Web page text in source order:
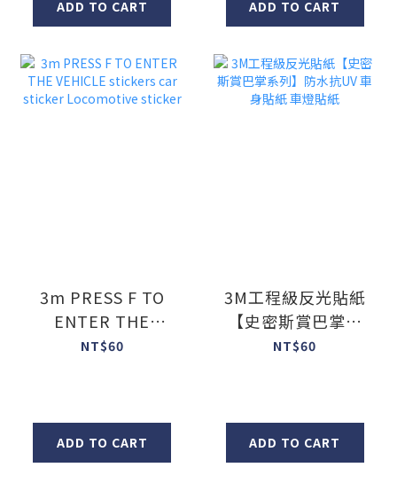
ADD TO CART ADD TO CART
3m PRESS F TO
ENTER THE
VEHICLE stickers
sticker
NT$60
ADD TO CART
3M工程級反光貼紙
【史密斯賞巴掌系
列】防水抗UV 車身
NT$60
ADD TO CART